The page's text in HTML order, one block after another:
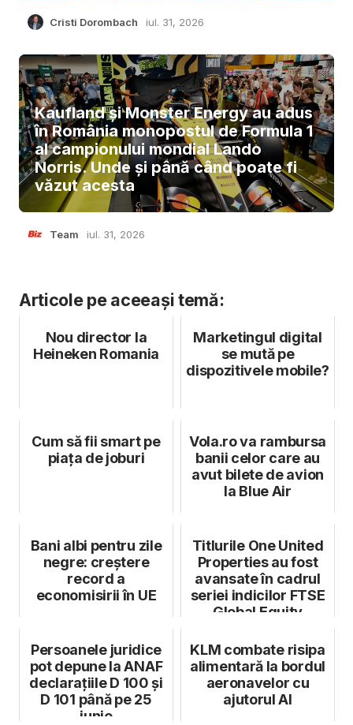
Cristi Dorombach iul. 31, 2026
Kaufland și Monster Energy au adus
în România monopostul de Formula 1
al campionului mondial Lando
Norris. Unde și până când poate fi
văzut acesta
Team iul. 31, 2026
Articole pe aceeași temă:
Nou director la
Heineken Romania
Marketingul digital
se mută pe
dispozitivele mobile?
Cum să fii smart pe
piața de joburi
Vola.ro va rambursa
banii celor care au
avut bilete de avion
la Blue Air
Bani albi pentru zile
negre: creștere
record a
economisirii în UE
Titlurile One United
Properties au fost
avansate în cadrul
seriei indicilor FTSE
Global Equity
Persoanele juridice
pot depune la ANAF
declarațiile D 100 și
D 101 până pe 25
iunie
KLM combate risipa
alimentară la bordul
aeronavelor cu
ajutorul AI